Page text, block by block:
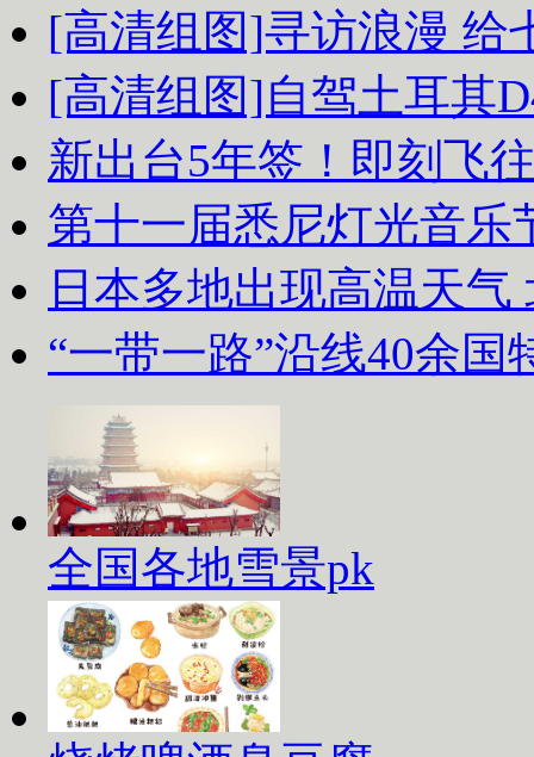
[高清组图]寻访浪漫 给
[高清组图]自驾土耳其
新出台5年签！即刻飞
第十一届悉尼灯光音乐
日本多地出现高温天
“一带一路”沿线40余国
全国各地雪景pk